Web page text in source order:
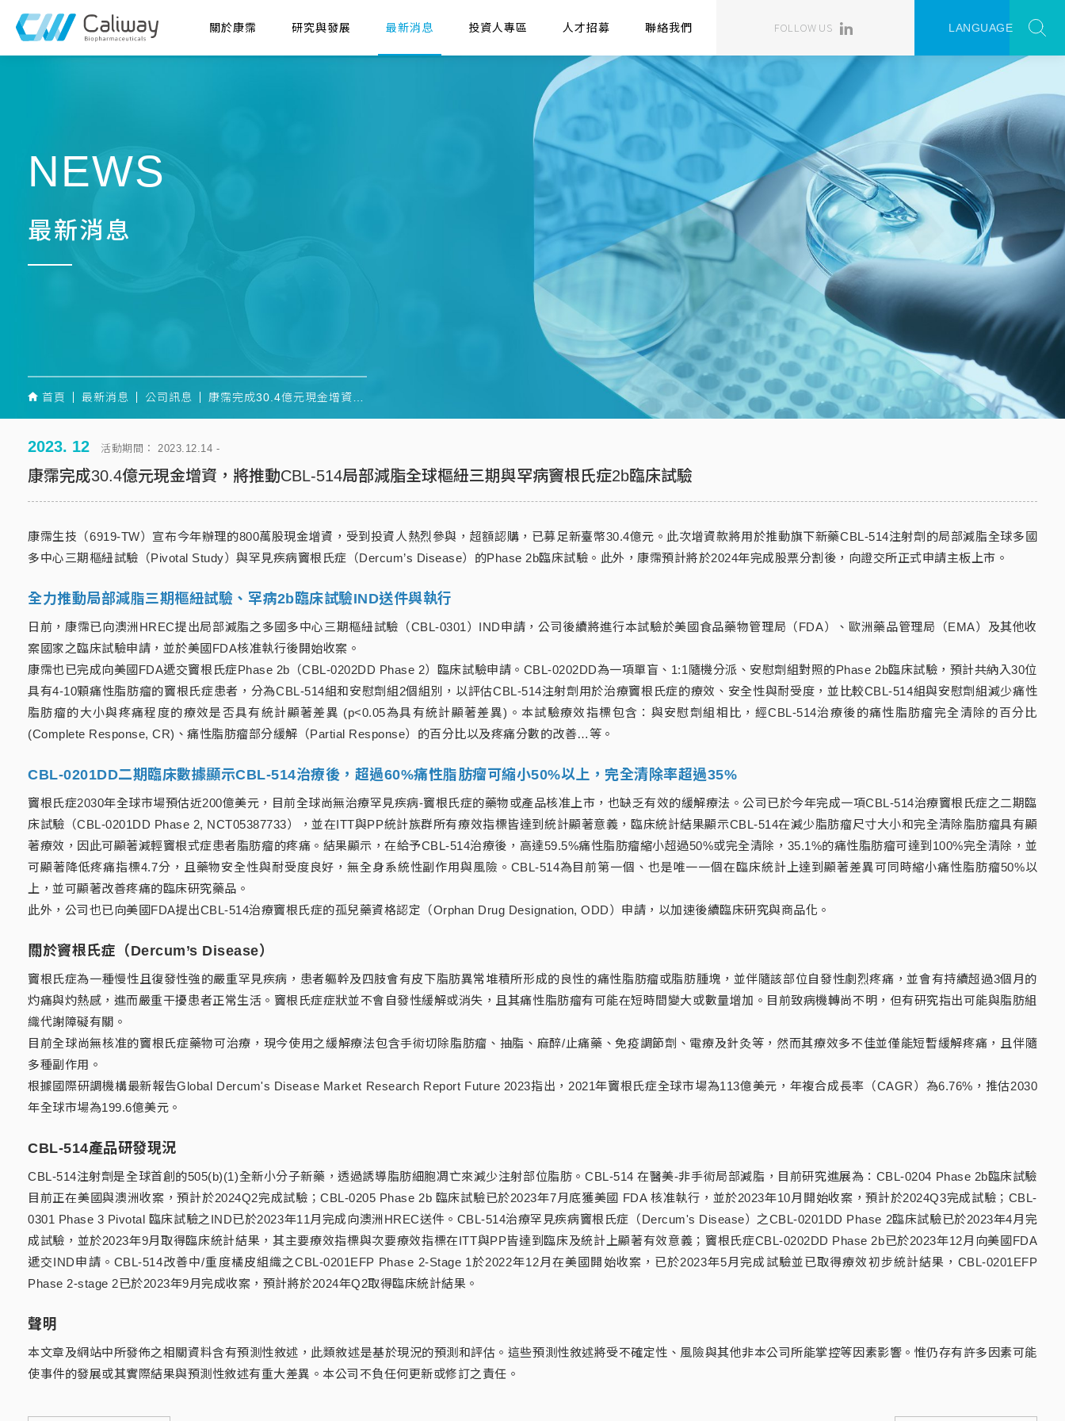
關於康霈 研究與發展 最新消息 投資人專區 人才招募 聯絡我們 FOLLOW US LANGUAGE
NEWS
最新消息
首頁 最新消息 公司訊息
2023. 12 活動期間： 2023.12.14 -
康霈完成30.4億元現金增資，將推動CBL-514局部減脂全球樞紐三期與罕病竇根氏症2b臨床試驗
康霈生技（6919-TW）宣布今年辦理的800萬股現金增資，受到投資人熱烈參與，超額認購，已募足新臺幣30.4億元。此次增資款將用於推動旗下新藥CBL-514注射劑的局部減脂全球多國
多中心三期樞紐試驗（Pivotal Study）與罕見疾病竇根氏症（Dercum’s Disease）的Phase 2b臨床試驗。此外，康霈預計將於2024年完成股票分割後，向證交所正式申請主板上市。
全力推動局部減脂三期樞紐試驗、罕病2b臨床試驗IND送件與執行
日前，康霈已向澳洲HREC提出局部減脂之多國多中心三期樞紐試驗（CBL-0301）IND申請，公司後續將進行本試驗於美國食品藥物管理局（FDA）、歐洲藥品管理局（EMA）及其他收
案國家之臨床試驗申請，並於美國FDA核准執行後開始收案。
康霈也已完成向美國FDA遞交竇根氏症Phase 2b（CBL-0202DD Phase 2）臨床試驗申請。CBL-0202DD為一項單盲、1:1隨機分派、安慰劑組對照的Phase 2b臨床試驗，預計共納入30位
具有4-10顆痛性脂肪瘤的竇根氏症患者，分為CBL-514組和安慰劑組2個組別，以評估CBL-514注射劑用於治療竇根氏症的療效、安全性與耐受度，並比較CBL-514組與安慰劑組減少痛性
脂肪瘤的大小與疼痛程度的療效是否具有統計顯著差異 (p<0.05為具有統計顯著差異)。本試驗療效指標包含：與安慰劑組相比，經CBL-514治療後的痛性脂肪瘤完全清除的百分比
(Complete Response, CR)、痛性脂肪瘤部分緩解（Partial Response）的百分比以及疼痛分數的改善…等。
CBL-0201DD二期臨床數據顯示CBL-514治療後，超過60%痛性脂肪瘤可縮小50%以上，完全清除率超過35%
竇根氏症2030年全球市場預估近200億美元，目前全球尚無治療罕見疾病-竇根氏症的藥物或產品核准上市，也缺乏有效的緩解療法。公司已於今年完成一項CBL-514治療竇根氏症之二期臨
床試驗（CBL-0201DD Phase 2, NCT05387733），並在ITT與PP統計族群所有療效指標皆達到統計顯著意義，臨床統計結果顯示CBL-514在減少脂肪瘤尺寸大小和完全清除脂肪瘤具有顯
著療效，因此可顯著減輕竇根式症患者脂肪瘤的疼痛。結果顯示，在給予CBL-514治療後，高達59.5%痛性脂肪瘤縮小超過50%或完全清除，35.1%的痛性脂肪瘤可達到100%完全清除，並
可顯著降低疼痛指標4.7分，且藥物安全性與耐受度良好，無全身系統性副作用與風險。CBL-514為目前第一個、也是唯一一個在臨床統計上達到顯著差異可同時縮小痛性脂肪瘤50%以
上，並可顯著改善疼痛的臨床研究藥品。
此外，公司也已向美國FDA提出CBL-514治療竇根氏症的孤兒藥資格認定（Orphan Drug Designation, ODD）申請，以加速後續臨床研究與商品化。
關於竇根氏症（Dercum’s Disease）
竇根氏症為一種慢性且復發性強的嚴重罕見疾病，患者軀幹及四肢會有皮下脂肪異常堆積所形成的良性的痛性脂肪瘤或脂肪腫塊，並伴隨該部位自發性劇烈疼痛，並會有持續超過3個月的
灼痛與灼熱感，進而嚴重干擾患者正常生活。竇根氏症症狀並不會自發性緩解或消失，且其痛性脂肪瘤有可能在短時間變大或數量增加。目前致病機轉尚不明，但有研究指出可能與脂肪組
織代謝障礙有關。
目前全球尚無核准的竇根氏症藥物可治療，現今使用之緩解療法包含手術切除脂肪瘤、抽脂、麻醉/止痛藥、免疫調節劑、電療及針灸等，然而其療效多不佳並僅能短暫緩解疼痛，且伴隨
多種副作用。
根據國際研調機構最新報告Global Dercum's Disease Market Research Report Future 2023指出，2021年竇根氏症全球市場為113億美元，年複合成長率（CAGR）為6.76%，推估2030
年全球市場為199.6億美元。
CBL-514產品研發現況
CBL-514注射劑是全球首創的505(b)(1)全新小分子新藥，透過誘導脂肪細胞凋亡來減少注射部位脂肪。CBL-514 在醫美-非手術局部減脂，目前研究進展為：CBL-0204 Phase 2b臨床試驗
目前正在美國與澳洲收案，預計於2024Q2完成試驗；CBL-0205 Phase 2b 臨床試驗已於2023年7月底獲美國 FDA 核准執行，並於2023年10月開始收案，預計於2024Q3完成試驗；CBL-
0301 Phase 3 Pivotal 臨床試驗之IND已於2023年11月完成向澳洲HREC送件。CBL-514治療罕見疾病竇根氏症（Dercum's Disease）之CBL-0201DD Phase 2臨床試驗已於2023年4月完
成試驗，並於2023年9月取得臨床統計結果，其主要療效指標與次要療效指標在ITT與PP皆達到臨床及統計上顯著有效意義；竇根氏症CBL-0202DD Phase 2b已於2023年12月向美國FDA
遞交IND申請。CBL-514改善中/重度橘皮組織之CBL-0201EFP Phase 2-Stage 1於2022年12月在美國開始收案，已於2023年5月完成試驗並已取得療效初步統計結果，CBL-0201EFP
Phase 2-stage 2已於2023年9月完成收案，預計將於2024年Q2取得臨床統計結果。
聲明
本文章及網站中所發佈之相關資料含有預測性敘述，此類敘述是基於現況的預測和評估。這些預測性敘述將受不確定性、風險與其他非本公司所能掌控等因素影響。惟仍存有許多因素可能
使事件的發展或其實際結果與預測性敘述有重大差異。本公司不負任何更新或修訂之責任。